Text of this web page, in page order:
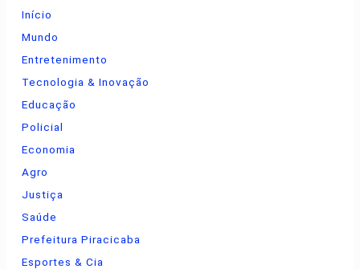
Início
Mundo
Entretenimento
Tecnologia & Inovação
Educação
Policial
Economia
Agro
Justiça
Saúde
Prefeitura Piracicaba
Esportes & Cia